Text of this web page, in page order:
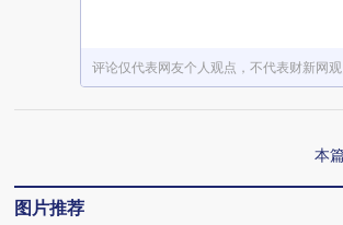
评论仅代表网友个人观点，不代表财新网
本
图片推荐